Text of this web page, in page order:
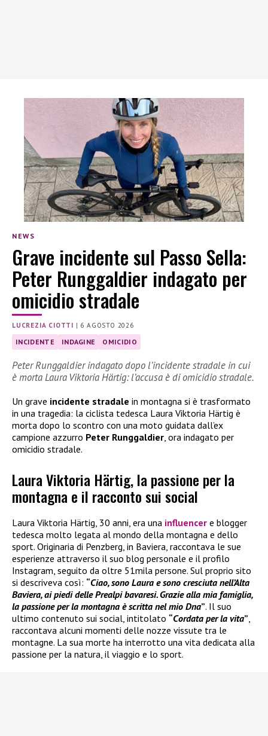
NEWS
Grave incidente sul Passo Sella:
Peter Runggaldier indagato per
omicidio stradale
LUCREZIA CIOTTI | 6 AGOSTO 2026
INCIDENTE INDAGINE OMICIDIO
Peter Runggaldier indagato dopo l’incidente stradale in cui
è morta Laura Viktoria Härtig: l’accusa è di omicidio stradale.
Un grave incidente stradale in montagna si è trasformato
in una tragedia: la ciclista tedesca Laura Viktoria Härtig è
morta dopo lo scontro con una moto guidata dall’ex
campione azzurro Peter Runggaldier, ora indagato per
omicidio stradale.
Laura Viktoria Härtig, la passione per la
montagna e il racconto sui social
Laura Viktoria Härtig, 30 anni, era una influencer e blogger
tedesca molto legata al mondo della montagna e dello
sport. Originaria di Penzberg, in Baviera, raccontava le sue
esperienze attraverso il suo blog personale e il profilo
Instagram, seguito da oltre 51mila persone. Sul proprio sito
si descriveva così: “Ciao, sono Laura e sono cresciuta nell’Alta
Baviera, ai piedi delle Prealpi bavaresi. Grazie alla mia famiglia,
la passione per la montagna è scritta nel mio Dna”. Il suo
ultimo contenuto sui social, intitolato “Cordata per la vita”
raccontava alcuni momenti delle nozze vissute tra le
montagne. La sua morte ha interrotto una vita dedicata alla
passione per la natura, il viaggio e lo sport.